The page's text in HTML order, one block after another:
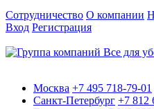
Сотрудничество О компании
Вход Регистрация
Москва +7 495 718-79-01
Санкт-Петербург +7 812